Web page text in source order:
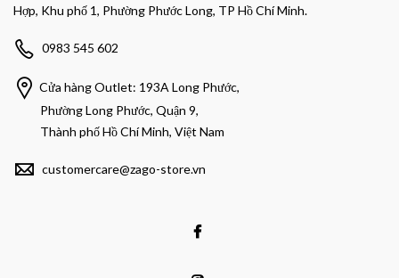
Hợp, Khu phố 1, Phường Phước Long, TP Hồ Chí Minh.
0983 545 602
Cửa hàng Outlet: 193A Long Phước,
Phường Long Phước, Quận 9,
Thành phố Hồ Chí Minh, Việt Nam
customercare@zago-store.vn